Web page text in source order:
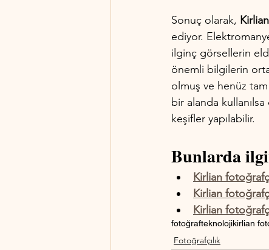
Sonuç olarak,
ediyor.
ilginç görsellerin
önemli bilgilerin
olmuş ve henüz tam
bir alanda
keşifler yapılabilir.
Bunlarda
Kirlian
Kirlian
Kirlian
fotoğrafteknolojikirlian
Fotoğrafçılık